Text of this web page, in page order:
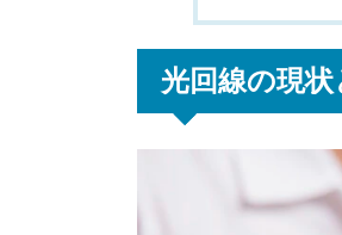
光回線の現